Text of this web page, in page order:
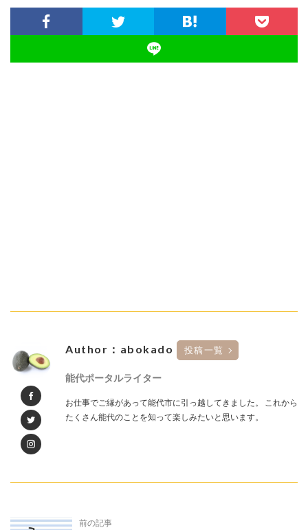
Author：abokado 投稿一覧
能代ポータルライター
お仕事でご縁があって能代市に引っ越してきました。 これから
たくさん能代のことを知って楽しみたいと思います。
前の記事